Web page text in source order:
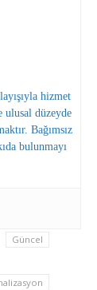
hizmet
ulusal düzeyde
Bağımsız
bulunmayı
Güncel